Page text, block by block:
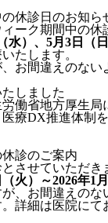
休診日のお知ら
ーク期間中の休
水）、5月3日（
たします。
お間違えのない
しました
働省地方厚生
療DX推進体制
診のご案内
させていただき
火）～2026年1
、お間違えのな
詳細は医院にて